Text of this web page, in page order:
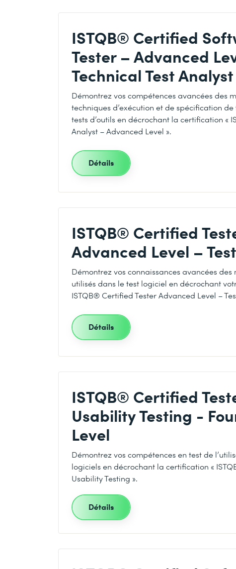
ISTQB® Certified
Tester – Advanced
Technical Test Analyst
Démontrez vos compétences avancées des
techniques d’exécution et de spécification
tests d’outils en décrochant la certification «
Analyst – Advanced Level ».
Détails
ISTQB® Certified
Advanced Level –
Démontrez vos connaissances avancées des
utilisés dans le test logiciel en décrochant
ISTQB® Certified Tester Advanced Level –
Détails
ISTQB® Certified
Usability Testing -
Level
Démontrez vos compétences en test de
logiciels en décrochant la certification «
Usability Testing ».
Détails